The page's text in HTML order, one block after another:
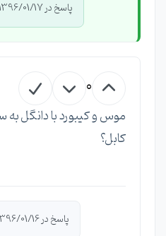
پاسخ در 1396/01/17 توسط
0
موس و کیبورد با دانگل
کابل؟
پاسخ در 1396/01/16 توسط